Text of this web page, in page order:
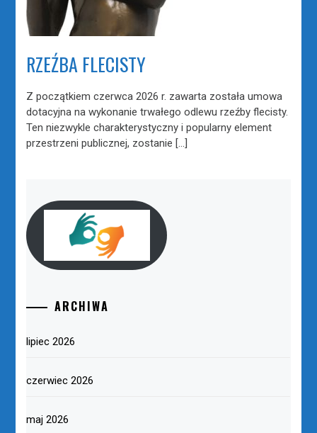
RZEŹBA FLECISTY
Z początkiem czerwca 2026 r. zawarta została umowa
dotacyjna na wykonanie trwałego odlewu rzeźby flecisty.
Ten niezwykle charakterystyczny i popularny element
przestrzeni publicznej, zostanie […]
ARCHIWA
lipiec 2026
czerwiec 2026
maj 2026